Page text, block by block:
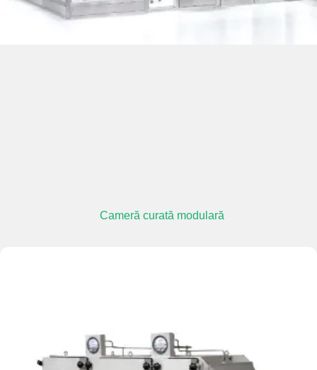
Cameră curată modulară